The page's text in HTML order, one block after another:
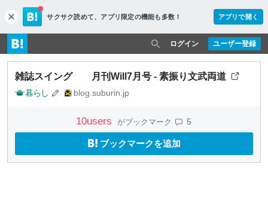
c
l
o
s
e
サクサク読めて、 アプリ限定の機能も多数！ アプリで開く
ユーザー登録
ログイン
雑誌スイング 月刊Will7月号 - 素振り文武両道
暮らし blog.suburin.jp
10users がブックマーク 5
ブックマークを追加